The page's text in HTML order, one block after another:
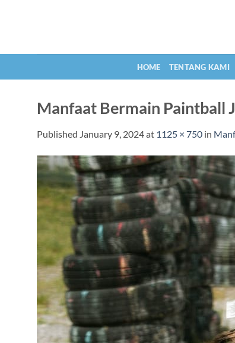
HOME TENTANG KAMI
Manfaat Bermain Paintball
Published January 9, 2024at 1125 × 750 in